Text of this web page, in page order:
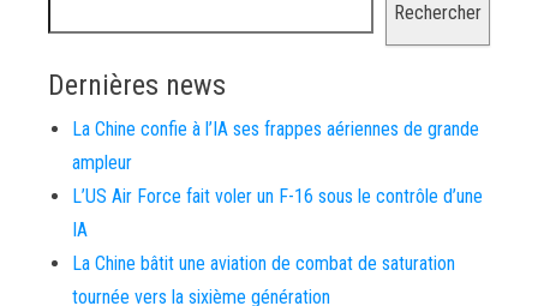
Rechercher
Dernières news
La Chine confie à l’IA ses frappes aériennes de grande
ampleur
L’US Air Force fait voler un F-16 sous le contrôle d’une
IA
La Chine bâtit une aviation de combat de saturation
tournée vers la sixième génération